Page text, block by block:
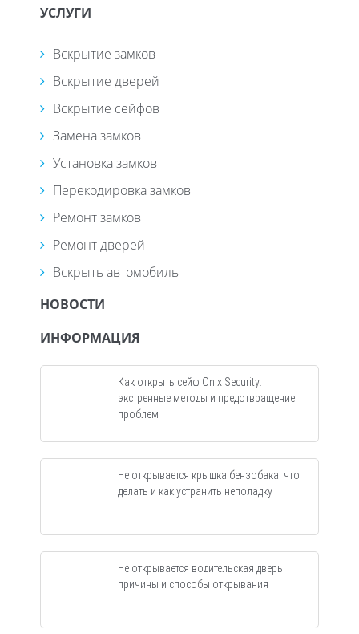
УСЛУГИ
Вскрытие замков
Вскрытие дверей
Вскрытие сейфов
Замена замков
Установка замков
Перекодировка замков
Ремонт замков
Ремонт дверей
Вскрыть автомобиль
НОВОСТИ
ИНФОРМАЦИЯ
Как открыть сейф Onix Security:
экстренные методы и предотвращение
проблем
Не открывается крышка бензобака: что
делать и как устранить неполадку
Не открывается водительская дверь:
причины и способы открывания